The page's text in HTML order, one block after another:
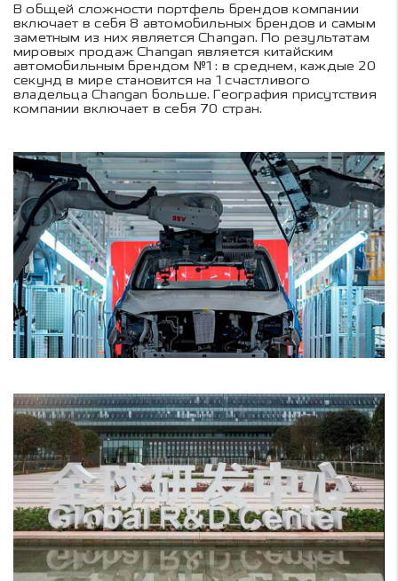
В общей сложности портфель брендов компании
включает в себя 8 автомобильных брендов и самым
заметным из них является Changan. По результатам
мировых продаж Changan является китайским
автомобильным брендом №1 : в среднем, каждые 20
секунд в мире становится на 1 счастливого
владельца Changan больше. География присутствия
компании включает в себя 70 стран.